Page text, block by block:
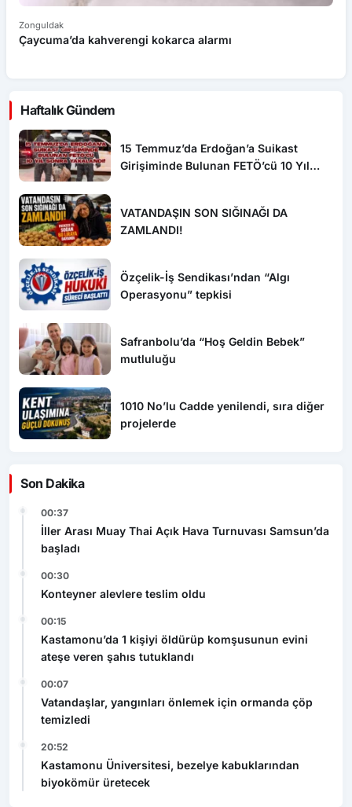
Zonguldak
Çaycuma’da kahverengi kokarca alarmı
Haftalık Gündem
15 Temmuz’da Erdoğan’a Suikast
Girişiminde Bulunan FETÖ’cü 10 Yıl
VATANDAŞIN SON SIĞINAĞI DA
ZAMLANDI!
Özçelik-İş Sendikası’ndan “Algı
Operasyonu” tepkisi
Safranbolu’da “Hoş Geldin Bebek”
mutluluğu
1010 No’lu Cadde yenilendi, sıra diğer
projelerde
Son Dakika
00:37
İller Arası Muay Thai Açık Hava Turnuvası Samsun’da
başladı
00:30
Konteyner alevlere teslim oldu
00:15
Kastamonu’da 1 kişiyi öldürüp komşusunun evini
ateşe veren şahıs tutuklandı
00:07
Vatandaşlar, yangınları önlemek için ormanda çöp
temizledi
20:52
Kastamonu Üniversitesi, bezelye kabuklarından
biyokömür üretecek